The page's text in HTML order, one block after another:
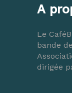
A
Le
bande
dirigée